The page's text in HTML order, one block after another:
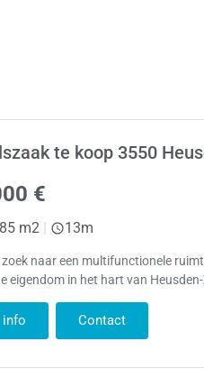
te koop 3550
€
m2 | 13m
naar een multifunctionele
eigendom in het hart van
info Contact